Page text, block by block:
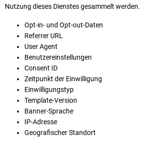
Nutzung dieses Dienstes gesammelt werden.
Opt-in- und Opt-out-Daten
Referrer URL
User Agent
Benutzereinstellungen
Consent ID
Zeitpunkt der Einwilligung
Einwilligungstyp
Template-Version
Banner-Sprache
IP-Adresse
Geografischer Standort